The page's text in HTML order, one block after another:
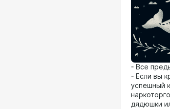
- Все
- Если вы
успешный
дядюшки